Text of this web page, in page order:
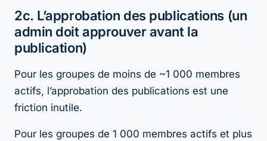
2c. L’approbation des publications (un
admin doit approuver avant la
publication)
Pour les groupes de moins de ~1 000 membres
actifs, l’approbation des publications est une
friction inutile.
Pour les groupes de 1 000 membres actifs et plus